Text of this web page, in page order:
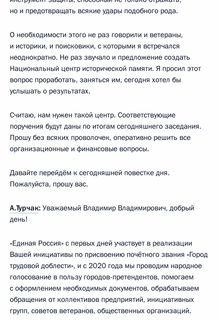
но и предотвращать всякие удары подобного рода.
О необходимости этого не раз говорили и ветераны,
и историки, и поисковики, с которыми я встречался
неоднократно. Не раз звучало и предложение создать
Национальный центр исторической памяти. Я просил этот
вопрос проработать, заняться им, сегодня хотел бы
услышать о результатах.
Считаю, нам нужен такой центр. Соответствующие
поручения будут даны по итогам сегодняшнего заседания.
Прошу без всяких проволочек, оперативно решить все
организационные и финансовые вопросы.
Давайте перейдём к сегодняшней повестке дня.
Пожалуйста, прошу вас.
А.Турчак: Уважаемый Владимир Владимирович, добрый
день!
«Единая Россия» с первых дней участвует в реализации
Вашей инициативы по присвоению почётного звания «Город
трудовой доблести», и с 2020 года мы проводим народное
голосование в пользу городов-претендентов, помогаем
с оформлением необходимых документов, обрабатываем
обращения от коллективов предприятий, инициативных
групп, советов ветеранов, общественных организаций.